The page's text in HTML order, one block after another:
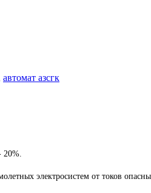
автомат азсгк
электросистем от токов